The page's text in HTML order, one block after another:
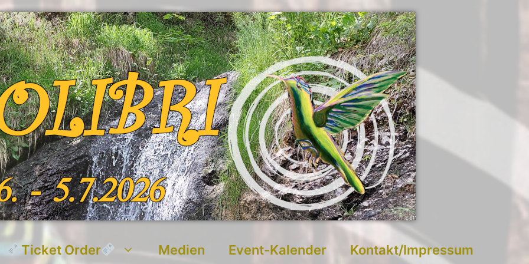
Ticket Order Medien Event-Kalender Kontakt/Impressum